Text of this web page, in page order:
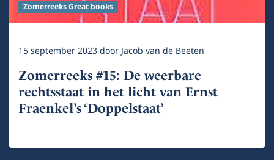
Zomerreeks Great books
15 september 2023doorJacob van de Beeten
Zomerreeks #15: De weerbare
rechtsstaat in het licht van Ernst
Fraenkel’s ‘Doppelstaat’